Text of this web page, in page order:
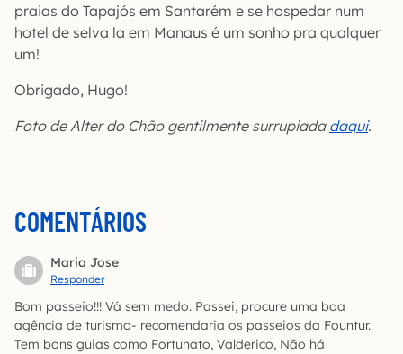
praias do Tapajós em Santarém e se hospedar num
hotel de selva la em Manaus é um sonho pra qualquer
um!
Obrigado, Hugo!
Foto de Alter do Chão gentilmente surrupiada daqui.
COMENTÁRIOS
Maria Jose
Responder
Bom passeio!!! Vá sem medo. Passei, procure uma boa
agência de turismo- recomendaria os passeios da Fountur.
Tem bons guias como Fortunato, Valderico, Não há